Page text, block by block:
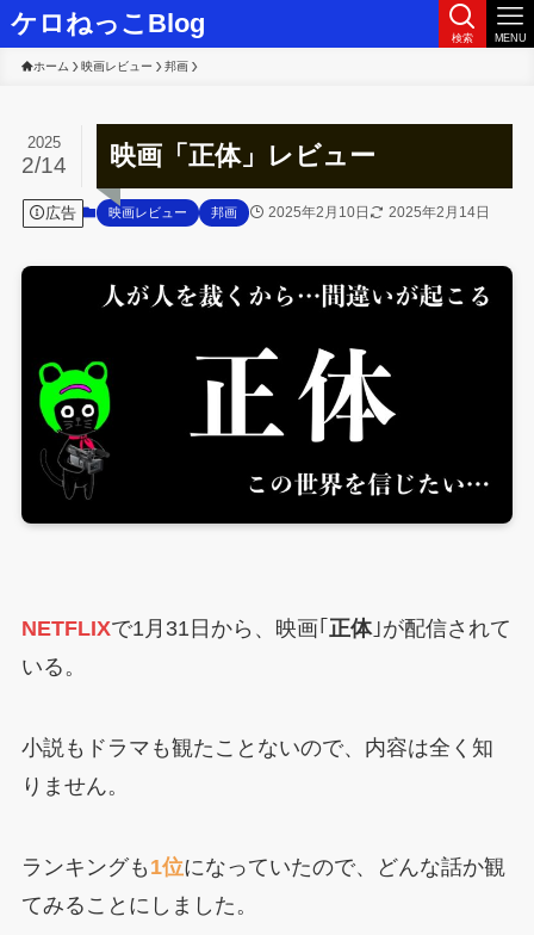
ケロねっこBlog 検索 MENU
ホーム 映画レビュー 邦画
映画「正体」レビュー
2025
2/14
広告 映画レビュー 邦画 2025年2月10日 2025年2月14日
NETFLIXで1月31日から、映画｢ 正体｣が配信されて
いる。
小説もドラマも観たことないので、内容は全く知
りません。
ランキングも 1位になっていたので、どんな話か観
てみることにしました。